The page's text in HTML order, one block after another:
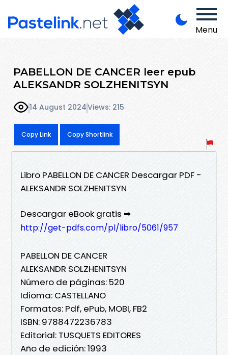
Menu
PABELLON DE CANCER leer epub
ALEKSANDR SOLZHENITSYN
14 August 2024Views: 215
Copy Link Copy Shortlink
Libro PABELLON DE CANCER Descargar PDF -
ALEKSANDR SOLZHENITSYN
Descargar eBook gratis ➡
http://get-pdfs.com/pl/libro/5061/957
PABELLON DE CANCER
ALEKSANDR SOLZHENITSYN
Número de páginas: 520
Idioma: CASTELLANO
Formatos: Pdf, ePub, MOBI, FB2
ISBN: 9788472236783
Editorial: TUSQUETS EDITORES
Año de edición: 1993